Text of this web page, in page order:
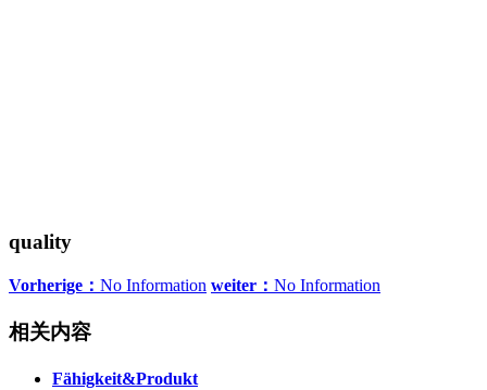
quality
Vorherige： No Information weiter： No Information
相关内容
Fähigkeit&Produkt